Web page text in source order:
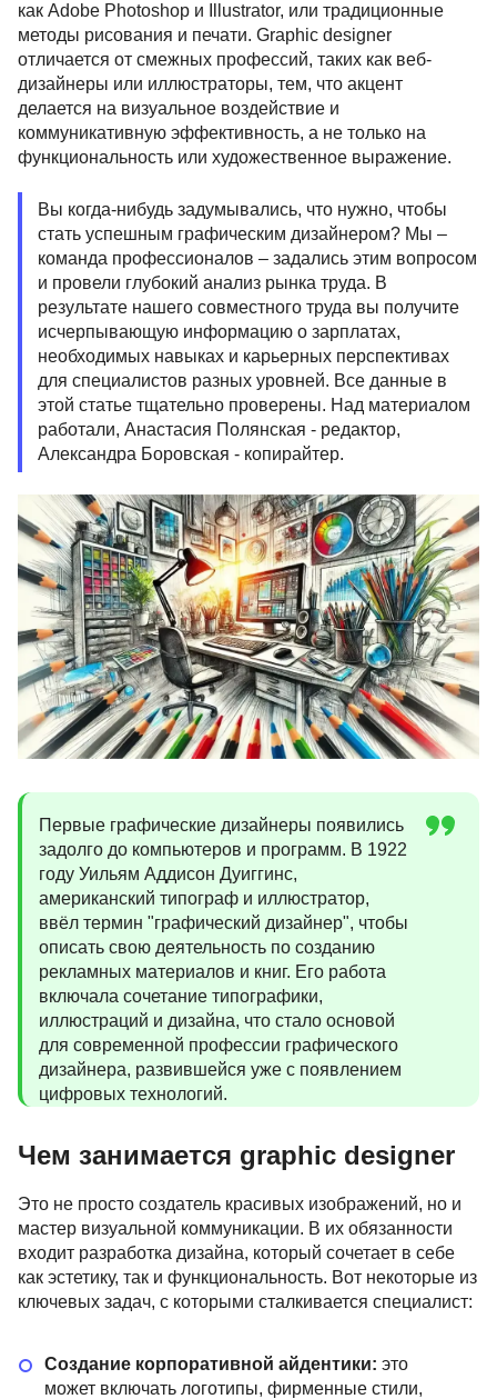
как Adobe Photoshop и Illustrator, или традиционные
методы рисования и печати. Graphic designer
отличается от смежных профессий, таких как веб-
дизайнеры или иллюстраторы, тем, что акцент
делается на визуальное воздействие и
коммуникативную эффективность, а не только на
функциональность или художественное выражение.
Вы когда-нибудь задумывались, что нужно, чтобы
стать успешным графическим дизайнером? Мы –
команда профессионалов – задались этим вопросом
и провели глубокий анализ рынка труда. В
результате нашего совместного труда вы получите
исчерпывающую информацию о зарплатах,
необходимых навыках и карьерных перспективах
для специалистов разных уровней. Все данные в
этой статье тщательно проверены. Над материалом
работали, Анастасия Полянская - редактор,
Александра Боровская - копирайтер.
Первые графические дизайнеры появились
задолго до компьютеров и программ. В 1922
году Уильям Аддисон Дуиггинс,
американский типограф и иллюстратор,
ввёл термин "графический дизайнер", чтобы
описать свою деятельность по созданию
рекламных материалов и книг. Его работа
включала сочетание типографики,
иллюстраций и дизайна, что стало основой
для современной профессии графического
дизайнера, развившейся уже с появлением
цифровых технологий.
Чем занимается graphic designer
Это не просто создатель красивых изображений, но и
мастер визуальной коммуникации. В их обязанности
входит разработка дизайна, который сочетает в себе
как эстетику, так и функциональность. Вот некоторые из
ключевых задач, с которыми сталкивается специалист:
Создание корпоративной айдентики: это
может включать логотипы, фирменные стили,